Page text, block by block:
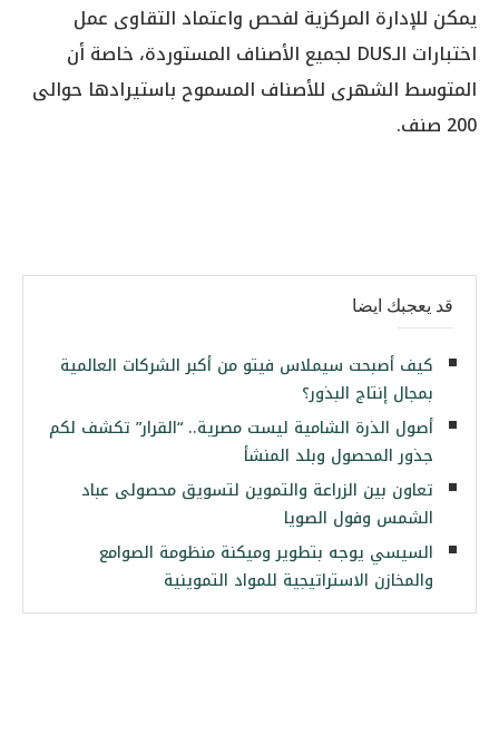
يمكن للإدارة المركزية لفحص واعتماد التقاوى عمل
اختبارات الـDUS لجميع الأصناف المستوردة، خاصة أن
المتوسط الشهرى للأصناف المسموح باستيرادها حوالى
200 صنف.
قد يعجبك ايضا
كيف أصبحت سيملاس فيتو من أكبر الشركات العالمية
بمجال إنتاج البذور؟
أصول الذرة الشامية ليست مصرية.. “القرار” تكشف لكم
جذور المحصول وبلد المنشأ
تعاون بين الزراعة والتموين لتسويق محصولى عباد
الشمس وفول الصويا
السيسي يوجه بتطوير وميكنة منظومة الصوامع
والمخازن الاستراتيجية للمواد التموينية